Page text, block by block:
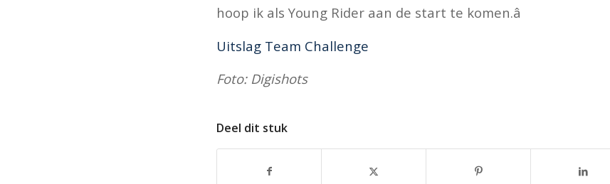
hoop ik als Young Rider aan de start te komen.â
Uitslag Team Challenge
Foto: Digishots
Deel dit stuk